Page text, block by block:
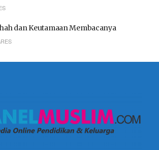
dan Keutamaan Membacanya